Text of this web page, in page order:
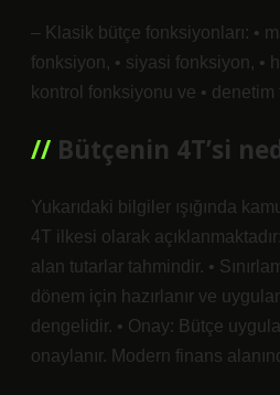
– Klasik bütçe fonksiyonları: •
fonksiyon, • siyasi fonksiyon, •
kontrol fonksiyonu ve •
Bütçenin 4T’si
Yukarıdaki bilgiler ışığında
4T ilkesi olarak
alan tutarlar tahmindir. •
dönem için hazırlanır ve
dengelidir. • Onay: Bütçe
onaylanır. Modern finans